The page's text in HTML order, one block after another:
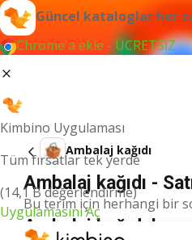
Güncel kataloglar her
Chrome'a ekle - ÜCRETSİZ
Kimbino Uygulaması
Tüm fırsatlar tek yerde
(14,1 B değerlendirme)
Uygulamasını Aç
Ambalaj kağıdı
Ambalaj kağıdı -
Bu terim için herhangi bir
Ambalaj kağıdı